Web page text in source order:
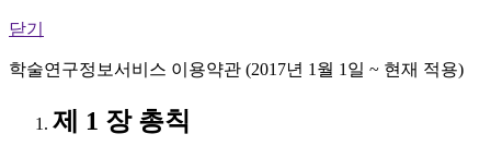
닫기
학술연구정보서비스 이용약관 (2017년 1월 1일 ~ 현재 적용)
제 1 장 총칙